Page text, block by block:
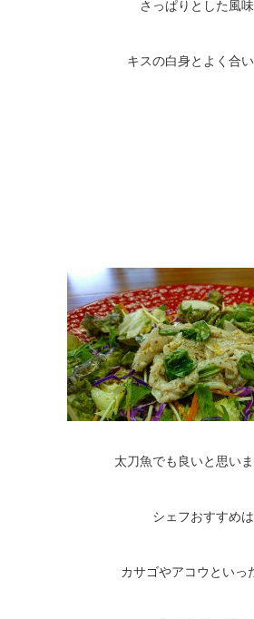
さっぱりとした風
キスの白身とよく合
太刀魚でも良いと思いま
シェフおすすめは
カサゴやアコウといっ